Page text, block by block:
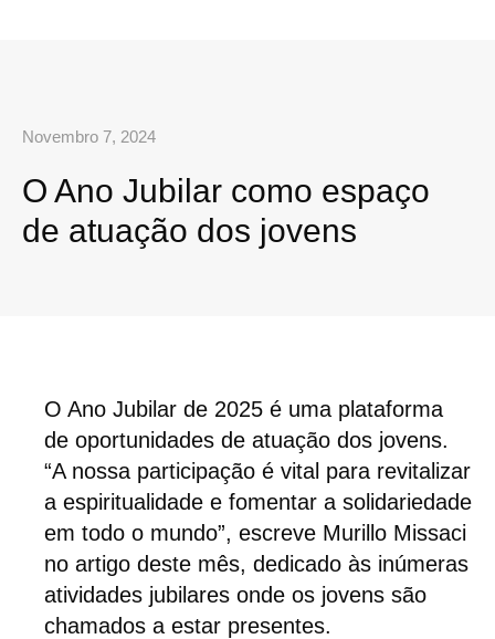
Novembro 7, 2024
O Ano Jubilar como espaço
de atuação dos jovens
O Ano Jubilar de 2025 é uma plataforma
de oportunidades de atuação dos jovens.
“A nossa participação é vital para revitalizar
a espiritualidade e fomentar a solidariedade
em todo o mundo”, escreve Murillo Missaci
no artigo deste mês, dedicado às inúmeras
atividades jubilares onde os jovens são
chamados a estar presentes.